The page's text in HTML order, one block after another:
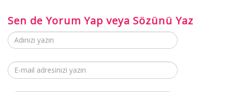
Sen de Yorum Yap veya Sözünü Yaz